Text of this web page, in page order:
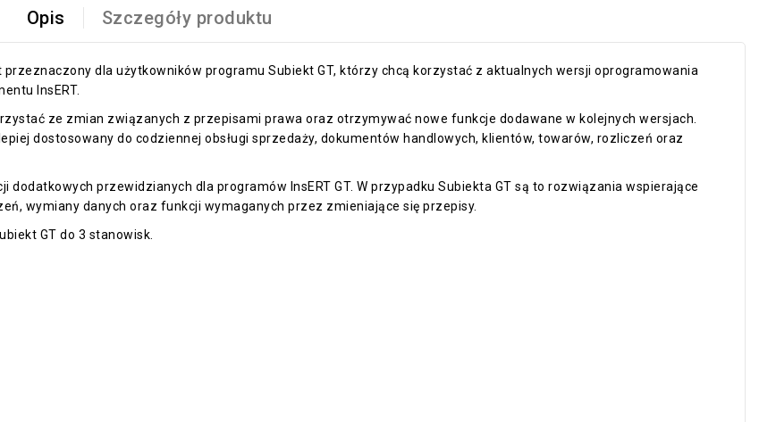
Opis Szczegóły produktu
dla użytkowników programu Subiekt GT, którzy chcą korzystać z aktualnych wersji oprogramowania
InsERT.
ze zmian związanych z przepisami prawa oraz otrzymywać nowe funkcje dodawane w kolejnych wersjach.
dostosowany do codziennej obsługi sprzedaży, dokumentów handlowych, klientów, towarów, rozliczeń oraz
przewidzianych dla programów InsERT GT. W przypadku Subiekta GT są to rozwiązania wspierające
wymiany danych oraz funkcji wymaganych przez zmieniające się przepisy.
GT do 3 stanowisk.